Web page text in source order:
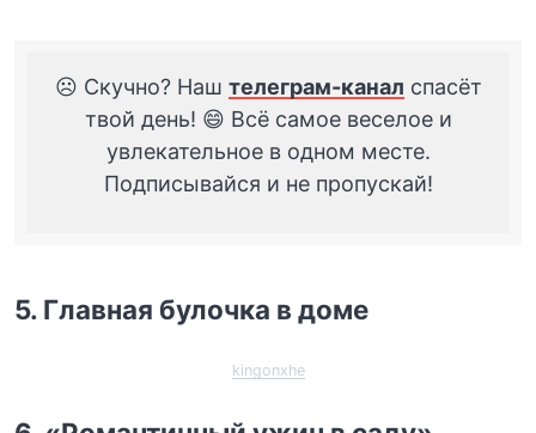
☹️ Скучно? Наш телеграм-канал спасёт
твой день! 😄 Всё самое веселое и
увлекательное в одном месте.
Подписывайся и не пропускай!
5. Главная булочка в доме
kingonxhe